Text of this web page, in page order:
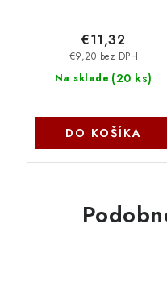
Na sklade (20 ks)
€9,20 bez DPH
€11,32
DO KOŠÍKA